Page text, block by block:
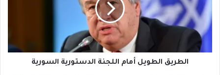
الدستورية
السورية
الطريق الطويل أمام اللجنة الدستورية السورية